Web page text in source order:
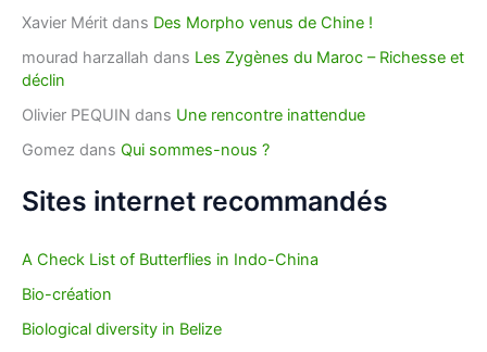
Xavier Mérit dans Des Morpho venus de Chine !
mourad harzallah dans Les Zygènes du Maroc – Richesse et
déclin
Olivier PEQUIN dans Une rencontre inattendue
Gomez dans Qui sommes-nous ?
Sites internet recommandés
A Check List of Butterflies in Indo-China
Bio-création
Biological diversity in Belize